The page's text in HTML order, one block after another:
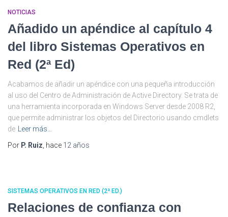
NOTICIAS
Añadido un apéndice al capítulo 4
del libro Sistemas Operativos en
Red (2ª Ed)
Acabamos de añadir un apéndice con una pequeña introducción
al uso del Centro de Administración de Active Directory. Se trata de
una herramienta incorporada en Windows Server desde 2008 R2,
que permite administrar los objetos del Directorio usando cmdlets
de
Leer más…
Por P. Ruiz , hace 12 años
SISTEMAS OPERATIVOS EN RED (2ª ED.)
Relaciones de confianza con